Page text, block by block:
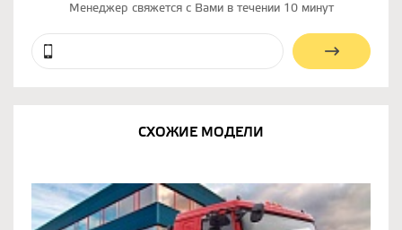
Менеджер свяжется с Вами в течении 10 минут
СХОЖИЕ МОДЕЛИ